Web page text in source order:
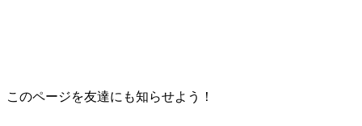
このページを友達にも知らせよう！